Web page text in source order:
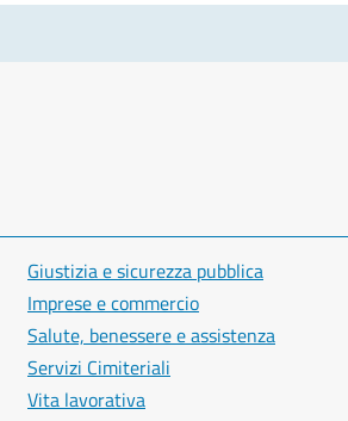
Giustizia e sicurezza pubblica
Imprese e commercio
Salute, benessere e assistenza
Servizi Cimiteriali
Vita lavorativa